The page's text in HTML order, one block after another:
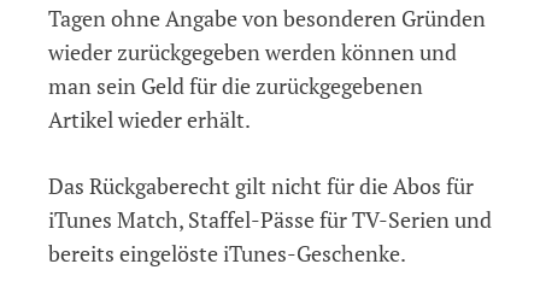
Tagen ohne Angabe von besonderen Gründen
wieder zurückgegeben werden können und
man sein Geld für die zurückgegebenen
Artikel wieder erhält.
Das Rückgaberecht gilt nicht für die Abos für
iTunes Match, Staffel-Pässe für TV-Serien und
bereits eingelöste iTunes-Geschenke.